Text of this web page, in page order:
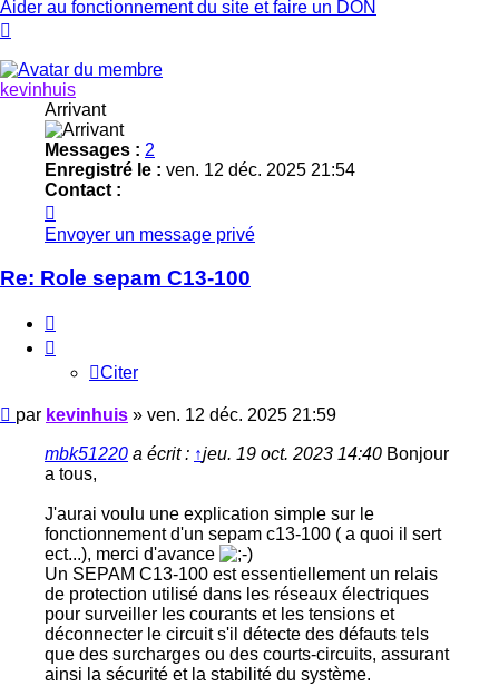
Aider au fonctionnement du site et faire un DON
kevinhuis
Arrivant
Messages : 2
Enregistré le : ven. 12 déc. 2025 21:54
Contact :
kevinhuis
Envoyer un message privé
Re: Role sepam C13-100
Citer
Message
par kevinhuis » ven. 12 déc. 2025 21:59
mbk51220 a écrit : ↑jeu. 19 oct. 2023 14:40 Bonjour
a tous,
J'aurai voulu une explication simple sur le
fonctionnement d'un sepam c13-100 ( a quoi il sert
ect...), merci d'avance
Un SEPAM C13‑100 est essentiellement un relais
de protection utilisé dans les réseaux électriques
pour surveiller les courants et les tensions et
déconnecter le circuit s'il détecte des défauts tels
que des surcharges ou des courts-circuits, assurant
ainsi la sécurité et la stabilité du système.